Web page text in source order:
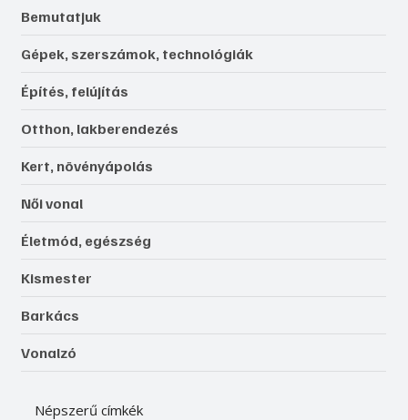
Bemutatjuk
Gépek, szerszámok, technológiák
Építés, felújítás
Otthon, lakberendezés
Kert, növényápolás
Női vonal
Életmód, egészség
Kismester
Barkács
Vonalzó
Népszerű címkék